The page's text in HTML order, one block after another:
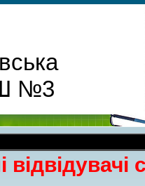
№3